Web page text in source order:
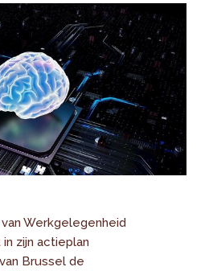
Werkgelegenheid
zijn actieplan
Brussel de